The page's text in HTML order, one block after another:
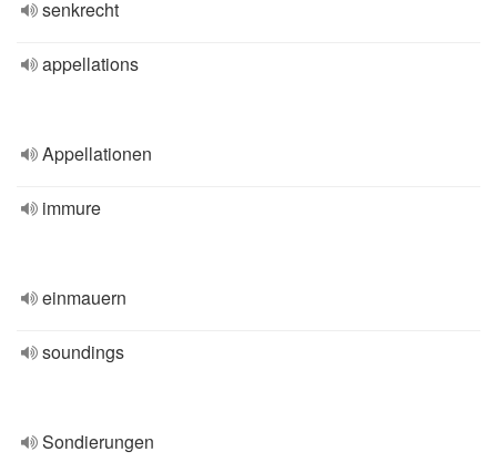
senkrecht
appellations
Appellationen
immure
einmauern
soundings
Sondierungen